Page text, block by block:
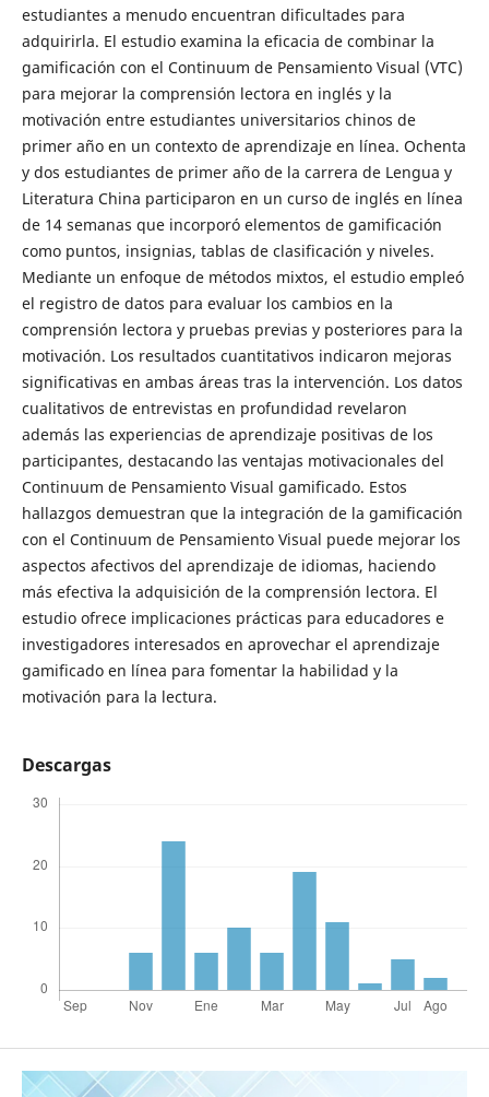
estudiantes a menudo encuentran dificultades para
adquirirla. El estudio examina la eficacia de combinar la
gamificación con el Continuum de Pensamiento Visual (VTC)
para mejorar la comprensión lectora en inglés y la
motivación entre estudiantes universitarios chinos de
primer año en un contexto de aprendizaje en línea. Ochenta
y dos estudiantes de primer año de la carrera de Lengua y
Literatura China participaron en un curso de inglés en línea
de 14 semanas que incorporó elementos de gamificación
como puntos, insignias, tablas de clasificación y niveles.
Mediante un enfoque de métodos mixtos, el estudio empleó
el registro de datos para evaluar los cambios en la
comprensión lectora y pruebas previas y posteriores para la
motivación. Los resultados cuantitativos indicaron mejoras
significativas en ambas áreas tras la intervención. Los datos
cualitativos de entrevistas en profundidad revelaron
además las experiencias de aprendizaje positivas de los
participantes, destacando las ventajas motivacionales del
Continuum de Pensamiento Visual gamificado. Estos
hallazgos demuestran que la integración de la gamificación
con el Continuum de Pensamiento Visual puede mejorar los
aspectos afectivos del aprendizaje de idiomas, haciendo
más efectiva la adquisición de la comprensión lectora. El
estudio ofrece implicaciones prácticas para educadores e
investigadores interesados ​​en aprovechar el aprendizaje
gamificado en línea para fomentar la habilidad y la
motivación para la lectura.
Descargas